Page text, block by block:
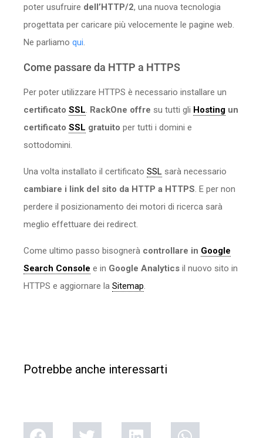
poter usufruire dell’HTTP/2, una nuova tecnologia
progettata per caricare più velocemente le pagine web.
Ne parliamo qui.
Come passare da HTTP a HTTPS
Per poter utilizzare HTTPS è necessario installare un
certificato SSL. RackOne offre su tutti gli Hosting un
certificato SSL gratuito per tutti i domini e
sottodomini.
Una volta installato il certificato SSL sarà necessario
cambiare i link del sito da HTTP a HTTPS. E per non
perdere il posizionamento dei motori di ricerca sarà
meglio effettuare dei redirect.
Come ultimo passo bisognerà controllare in Google
Search Console e in Google Analytics il nuovo sito in
HTTPS e aggiornare la Sitemap.
Potrebbe anche interessarti